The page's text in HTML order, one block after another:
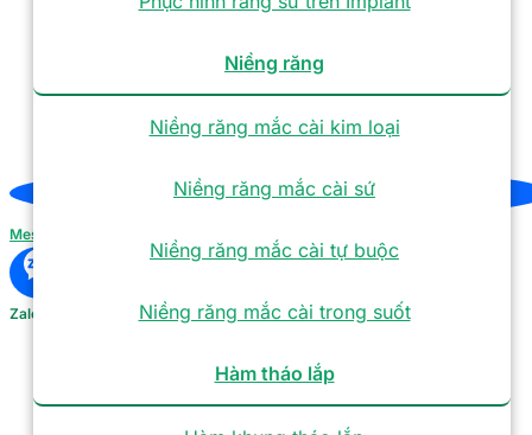
Niềng răng
Niềng răng mắc cài kim loại
Niềng răng mắc cài sứ
Niềng răng mắc cài tự buộc
Niềng răng mắc cài trong suốt
Hàm tháo lắp
Messenger
Zalo